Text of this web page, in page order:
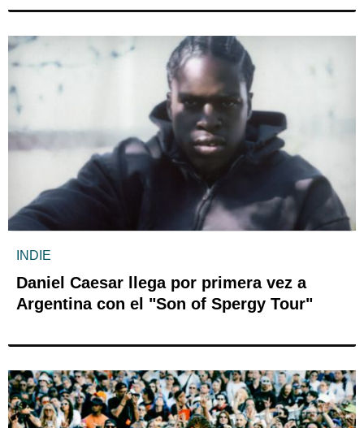
INDIE
Daniel Caesar llega por primera vez a
Argentina con el "Son of Spergy Tour"